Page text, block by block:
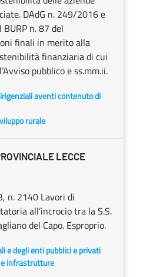
DAdG n. 249/2016 e
n. 87 del
finali in merito alla
finanziaria di cui
pubblico e ss.mm.ii.
aventi contenuto di
rurale
LECCE
n. 2140 Lavori di
all’incrocio tra la S.S.
del Capo. Esproprio.
e degli enti pubblici e privati
e infrastrutture